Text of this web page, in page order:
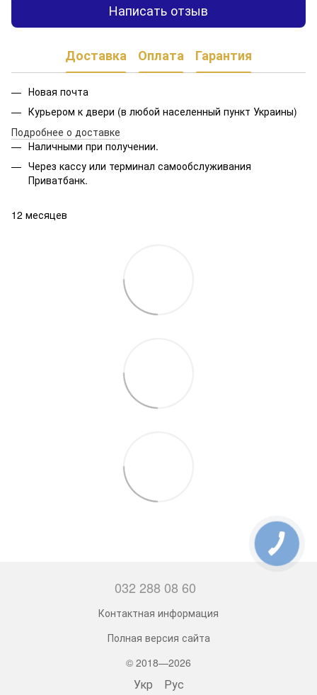
Написать отзыв
Доставка Оплата Гарантия
Новая почта
Курьером к двери (в любой населенный пункт Украины)
Подробнее о доставке
Наличными при получении.
Через кассу или терминал самообслуживания
Приватбанк.
12 месяцев
032 288 08 60
Контактная информация
Полная версия сайта
© 2018—2026
Укр Рус